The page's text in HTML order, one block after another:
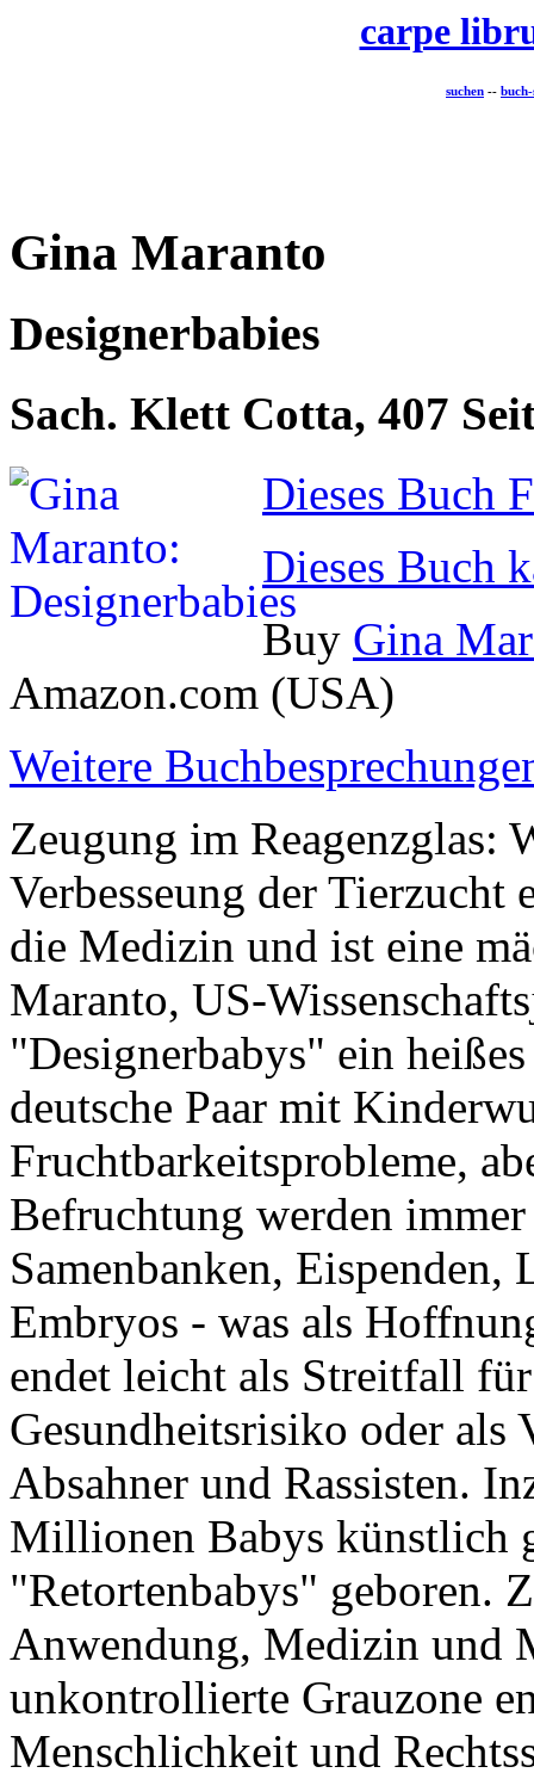
carpe
suchen --
Gina Maranto
Designerbabies
Sach. Klett Cotta, 407
Dieses Buch
Dieses Buch
Buy Gina
Amazon.com (USA)
Weitere
Zeugung im Reagenzglas:
Verbesseung der Tierzucht
die Medizin und ist eine
Maranto, US-
"Designerbabys" ein
deutsche Paar mit
Fruchtbarkeitsprobleme,
Befruchtung werden
Samenbanken,
Embryos - was als
endet leicht als Streitfall
Gesundheitsrisiko oder
Absahner und Rassisten.
Millionen Babys künstlich
"Retortenbabys" geboren.
Anwendung, Medizin und
unkontrollierte Grauzone
Menschlichkeit und